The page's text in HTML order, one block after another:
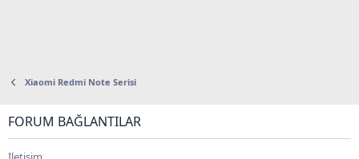
Xiaomi Redmi Note Serisi
FORUM BAĞLANTILAR